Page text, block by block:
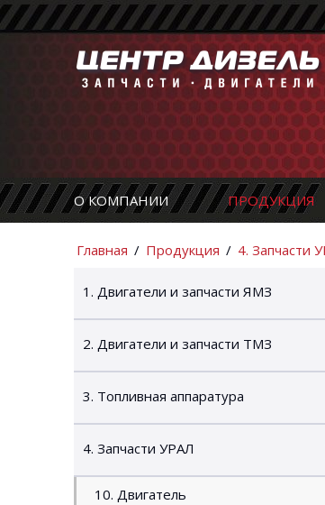
О КОМПАНИИ ПРОДУКЦИЯ
Главная / Продукция / 4. Запчасти
1. Двигатели и запчасти ЯМЗ
2. Двигатели и запчасти ТМЗ
3. Топливная аппаратура
4. Запчасти УРАЛ
10. Двигатель